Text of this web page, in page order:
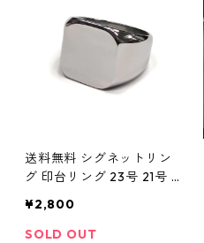
送料無料 シグネットリン
グ 印台リング 23号 21号 1
グ サージカルステンレス
シルバー シンプル メンズ
¥2,800
SOLD OUT